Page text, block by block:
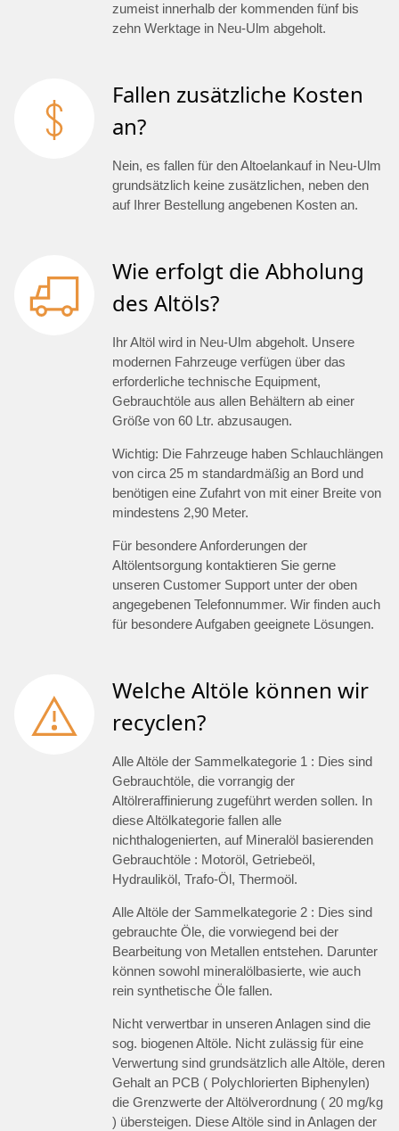
zumeist innerhalb der kommenden fünf bis
zehn Werktage in Neu-Ulm abgeholt.
Fallen zusätzliche Kosten
an?
Nein, es fallen für den Altoelankauf in Neu-Ulm
grundsätzlich keine zusätzlichen, neben den
auf Ihrer Bestellung angebenen Kosten an.
Wie erfolgt die Abholung
des Altöls?
Ihr Altöl wird in Neu-Ulm abgeholt. Unsere
modernen Fahrzeuge verfügen über das
erforderliche technische Equipment,
Gebrauchtöle aus allen Behältern ab einer
Größe von 60 Ltr. abzusaugen.
Wichtig: Die Fahrzeuge haben Schlauchlängen
von circa 25 m standardmäßig an Bord und
benötigen eine Zufahrt von mit einer Breite von
mindestens 2,90 Meter.
Für besondere Anforderungen der
Altölentsorgung kontaktieren Sie gerne
unseren Customer Support unter der oben
angegebenen Telefonnummer. Wir finden auch
für besondere Aufgaben geeignete Lösungen.
Welche Altöle können wir
recyclen?
Alle Altöle der Sammelkategorie 1 : Dies sind
Gebrauchtöle, die vorrangig der
Altölreraffinierung zugeführt werden sollen. In
diese Altölkategorie fallen alle
nichthalogenierten, auf Mineralöl basierenden
Gebrauchtöle : Motoröl, Getriebeöl,
Hydrauliköl, Trafo-Öl, Thermoöl.
Alle Altöle der Sammelkategorie 2 : Dies sind
gebrauchte Öle, die vorwiegend bei der
Bearbeitung von Metallen entstehen. Darunter
können sowohl mineralölbasierte, wie auch
rein synthetische Öle fallen.
Nicht verwertbar in unseren Anlagen sind die
sog. biogenen Altöle. Nicht zulässig für eine
Verwertung sind grundsätzlich alle Altöle, deren
Gehalt an PCB ( Polychlorierten Biphenylen)
die Grenzwerte der Altölverordnung ( 20 mg/kg
) übersteigen. Diese Altöle sind in Anlagen der